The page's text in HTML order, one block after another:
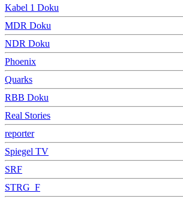
Kabel 1 Doku
MDR Doku
NDR Doku
Phoenix
Quarks
RBB Doku
Real Stories
reporter
Spiegel TV
SRF
STRG_F